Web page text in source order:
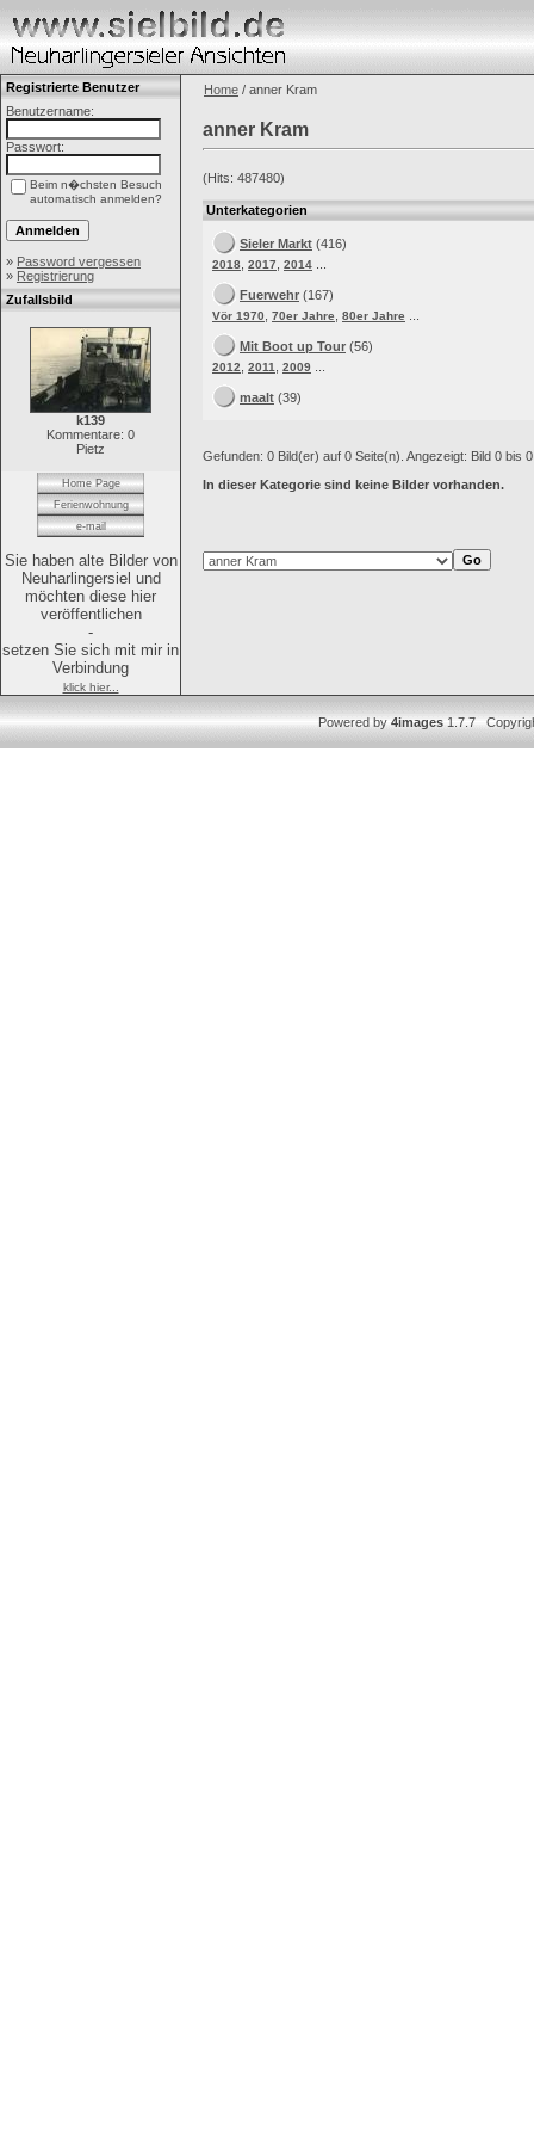
Registrierte Benutzer
Benutzername:
Passwort:
Beim n�chsten Besuch
automatisch anmelden?
» Password vergessen
» Registrierung
Zufallsbild
k139
Kommentare: 0
Pietz
Home Page
Ferienwohnung
e-mail
Sie haben alte Bilder von
Neuharlingersiel und
möchten diese hier
veröffentlichen
-
setzen Sie sich mit mir in
Verbindung
klick hier...
Home / anner Kram
anner Kram
(Hits: 487480)
Unterkategorien
Sieler Markt (416)
2018 2017 2014
Fuerwehr (167)
Vör 1970 70er Jahre 80er Jahre
Mit Boot up Tour (56)
2012 2011 2009
maalt (39)
Gefunden: 0 Bild(er) auf 0 Seite(n). Angezeigt: Bild 0 bis
In dieser Kategorie sind keine Bilder vorhanden.
Powered by4images1.7.7